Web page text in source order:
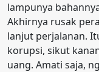
lampunya
Akhirnya rusak
lanjut perjalanan.
korupsi, sikut
uang. Amati saja,